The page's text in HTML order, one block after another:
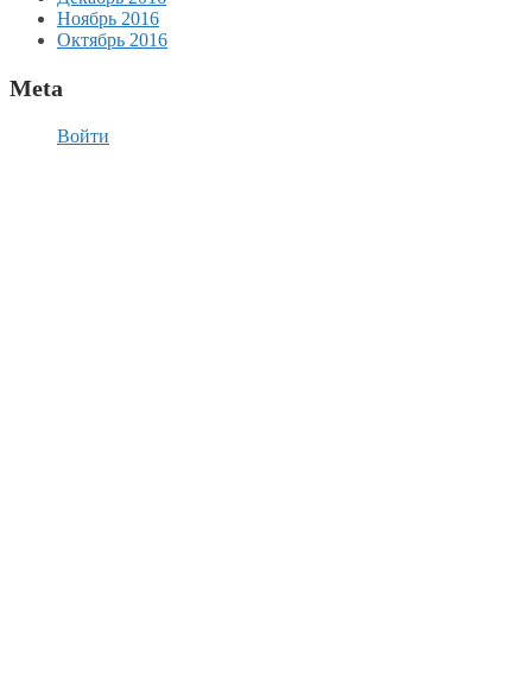
Ноябрь 2016
Октябрь 2016
Meta
Войти